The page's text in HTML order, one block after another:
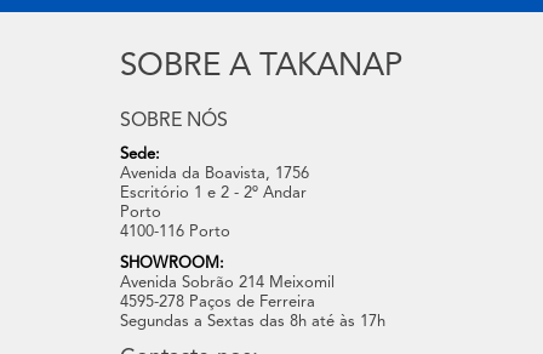
SOBRE A TAKANAP
SOBRE NÓS
Sede:
Avenida da Boavista, 1756
Escritório 1 e 2 - 2º Andar
Porto
4100-116 Porto
SHOWROOM:
Avenida Sobrão 214 Meixomil
4595-278 Paços de Ferreira
Segundas a Sextas das 8h até às 17h